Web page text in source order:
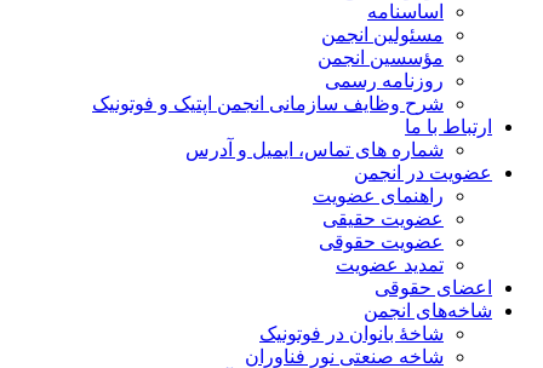
اساسنامه
مسئولین انجمن
مؤسسین انجمن
روزنامه رسمی
شرح وظایف سازمانی انجمن اپتیک و فوتونیک
ارتباط با ما
شماره های تماس، ایمیل و آدرس
عضویت در انجمن
راهنمای عضویت
عضویت حقیقی
عضویت حقوقی
تمدید عضویت
اعضای حقوقی
شاخه‌های انجمن
شاخۀ بانوان در فوتونیک
شاخه صنعتی نور فناوران